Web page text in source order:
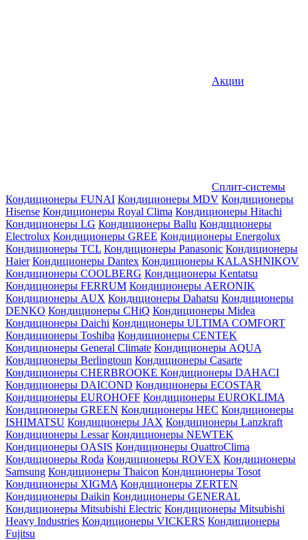
Акции
Сплит-системы
Кондиционеры FUNAI Кондиционеры MDV Кондиционеры
Hisense Кондиционеры Royal Clima Кондиционеры Hitachi
Кондиционеры LG Кондиционеры Ballu Кондиционеры
Electrolux Кондиционеры GREE Кондиционеры Energolux
Кондиционеры TCL Кондиционеры Panasonic Кондиционеры
Haier Кондиционеры Dantex Кондиционеры KALASHNIKOV
Кондиционеры СOOLBERG Кондиционеры Kentatsu
Кондиционеры FERRUM Кондиционеры AERONIK
Кондиционеры AUX Кондиционеры Dahatsu Кондиционеры
DENKO Кондиционеры CHiQ Кондиционеры Midea
Кондиционеры Daichi Кондиционеры ULTIMA COMFORT
Кондиционеры Toshiba Кондиционеры CENTEK
Кондиционеры General Climate Кондиционеры AQUA
Кондиционеры Berlingtoun Кондиционеры Casarte
Кондиционеры CHERBROOKE Кондиционеры DAHACI
Кондиционеры DAICOND Кондиционеры ECOSTAR
Кондиционеры EUROHOFF Кондиционеры EUROKLIMA
Кондиционеры GREEN Кондиционеры HEC Кондиционеры
ISHIMATSU Кондиционеры JAX Кондиционеры Lanzkraft
Кондиционеры Lessar Кондиционеры NEWTEK
Кондиционеры OASIS Кондиционеры QuattroClima
Кондиционеры Roda Кондиционеры ROVEX Кондиционеры
Samsung Кондиционеры Thaicon Кондиционеры Tosot
Кондиционеры XIGMA Кондиционеры ZERTEN
Кондиционеры Daikin Кондиционеры GENERAL
Кондиционеры Mitsubishi Electric Кондиционеры Mitsubishi
Heavy Industries Кондиционеры VICKERS Кондиционеры
Fujitsu